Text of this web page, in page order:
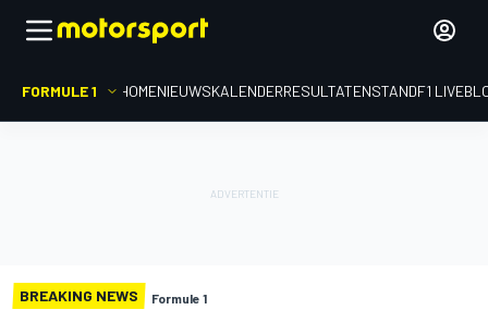
FORMULE 1 HOMENIEUWSKALENDERRESULTATENSTANDF1
BREAKING NEWS Formule 1